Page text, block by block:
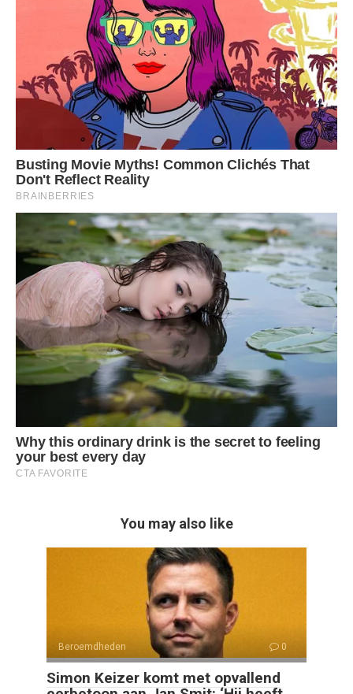
You may also like
Beroemdheden 0
Simon Keizer komt met opvallend